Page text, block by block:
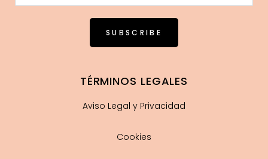
TÉRMINOS LEGALES
Aviso Legal y Privacidad
Cookies